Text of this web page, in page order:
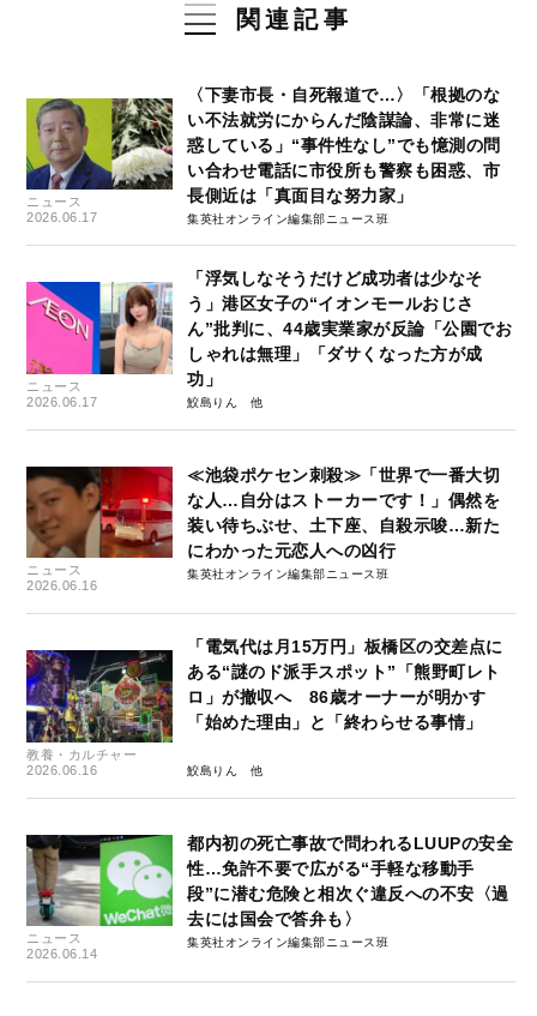
関連記事
ニュース
2026.06.17
〈下妻市長・自死報道で…〉「根拠のな
い不法就労にからんだ陰謀論、非常に迷
惑している」“事件性なし”でも憶測の問
い合わせ電話に市役所も警察も困惑、市
長側近は「真面目な努力家」
集英社オンライン編集部ニュース班
ニュース
2026.06.17
「浮気しなそうだけど成功者は少なそ
う」港区女子の“イオンモールおじさ
ん”批判に、44歳実業家が反論「公園でお
しゃれは無理」「ダサくなった方が成
功」
鮫島りん
ニュース
2026.06.16
≪池袋ポケセン刺殺≫「世界で一番大切
な人…自分はストーカーです！」偶然を
装い待ちぶせ、土下座、自殺示唆…新た
にわかった元恋人への凶行
集英社オンライン編集部ニュース班
教養・カルチャー
2026.06.16
「電気代は月15万円」板橋区の交差点に
ある“謎のド派手スポット”「熊野町レト
ロ」が撤収へ 86歳オーナーが明かす
「始めた理由」と「終わらせる事情」
鮫島りん
ニュース
2026.06.14
都内初の死亡事故で問われるLUUPの安全
性…免許不要で広がる“手軽な移動手
段”に潜む危険と相次ぐ違反への不安〈過
去には国会で答弁も〉
集英社オンライン編集部ニュース班